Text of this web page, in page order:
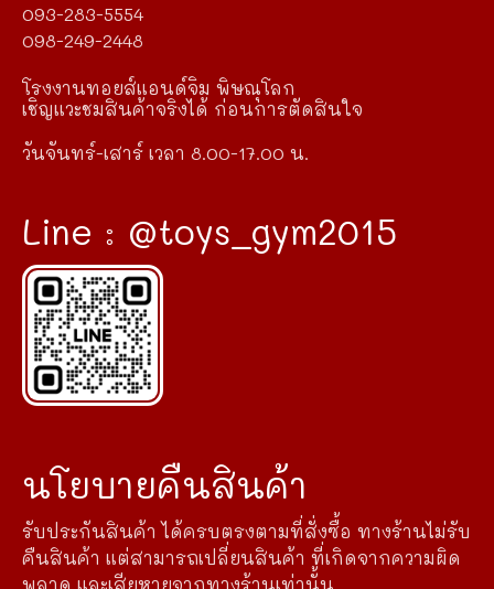
093-283-5554
098-249-2448
โรงงานทอยส์แอนด์จิม พิษณุโลก
เชิญแวะชมสินค้าจริงได้ ก่อนการตัดสินใจ
วันจันทร์-เสาร์ เวลา 8.00-17.00 น.
Line : @toys_gym2015
นโยบายคืนสินค้า
รับประกันสินค้า ได้ครบตรงตามที่สั่งซื้อ ทางร้านไม่รับ
คืนสินค้า แต่สามารถเปลี่ยนสินค้า ที่เกิดจากความผิด
พลาด และเสียหายจากทางร้านเท่านั้น